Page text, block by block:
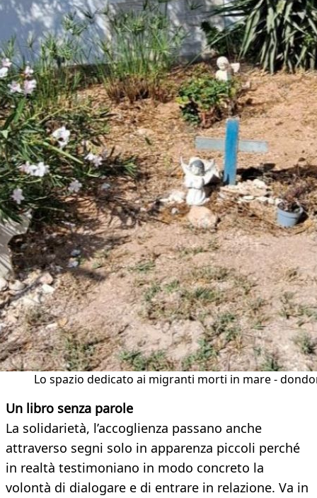
Lo spazio dedicato ai migranti morti in mare -
Un libro senza parole
La solidarietà, l’accoglienza passano anche
attraverso segni solo in apparenza piccoli perché
in realtà testimoniano in modo concreto la
volontà di dialogare e di entrare in relazione. Va in